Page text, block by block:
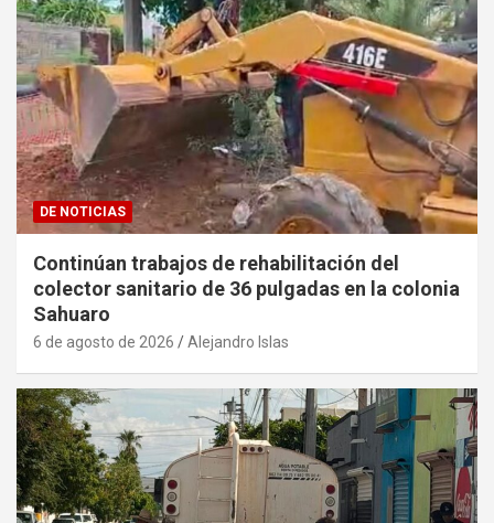
DE NOTICIAS
Continúan trabajos de rehabilitación del
colector sanitario de 36 pulgadas en la colonia
Sahuaro
6 de agosto de 2026 Alejandro Islas